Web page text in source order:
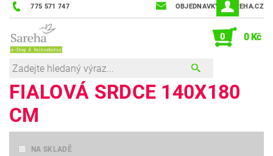
775 571 747 OBJEDNAVKY@SAREHA.CZ
0 0 Kč
FIALOVÁ SRDCE 140X180
CM
NA SKLADĚ